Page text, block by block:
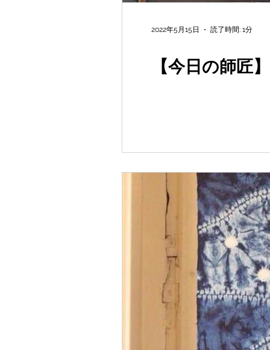
【今日の師匠
2022年5月15日 読了時間: 1分